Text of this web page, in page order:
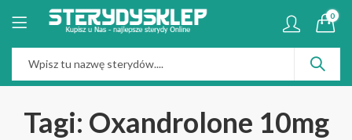
0
Tagi: Oxandrolone 10mg